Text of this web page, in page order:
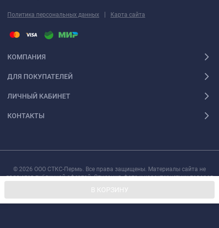
В КОРЗИНУ
Политика персональных данных | Карта сайта
КОМПАНИЯ
ДЛЯ ПОКУПАТЕЛЕЙ
ЛИЧНЫЙ КАБИНЕТ
КОНТАКТЫ
© 2026 ООО СТКС-Пермь. Все права защищены. Материалы сайта не
являются публичной офертой. Описания, фото и характеристики товаров